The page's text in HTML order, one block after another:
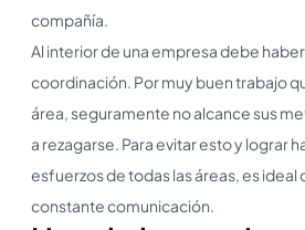
compañía.
Al interior de una empresa debe
coordinación. Por muy buen trabajo
área, seguramente no alcance sus
a rezagarse. Para evitar esto y lograr
esfuerzos de todas las áreas, es ideal
constante comunicación.